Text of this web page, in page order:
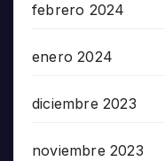
febrero 2024
enero 2024
diciembre 2023
noviembre 2023